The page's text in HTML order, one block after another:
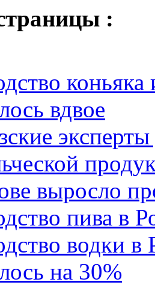
:
вдвое
выросло
пива в
водки в
на 30%